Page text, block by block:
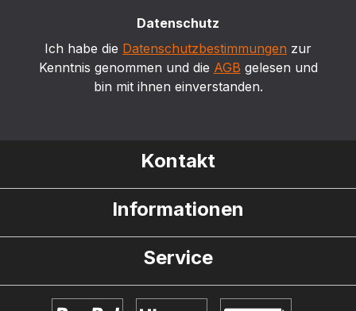
Datenschutz
Ich habe die Datenschutzbestimmungen zur
Kenntnis genommen und die AGB gelesen und
bin mit ihnen einverstanden.
Kontakt
Informationen
Service